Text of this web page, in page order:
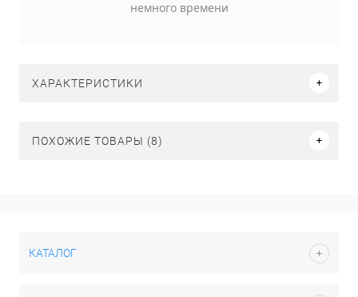
немного времени
ХАРАКТЕРИСТИКИ
ПОХОЖИЕ ТОВАРЫ (8)
КАТАЛОГ